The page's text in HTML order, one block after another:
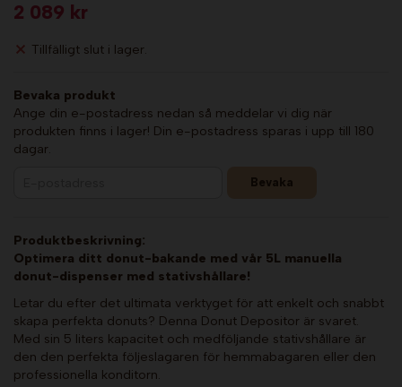
2 089 kr
Tillfälligt slut i lager.
Bevaka produkt
Ange din e-postadress nedan så meddelar vi dig när
produkten finns i lager! Din e-postadress sparas i upp till 180
dagar.
Bevaka
Produktbeskrivning:
Optimera ditt donut-bakande med vår 5L manuella
donut-dispenser med stativshållare!
Letar du efter det ultimata verktyget för att enkelt och snabbt
skapa perfekta donuts? Denna Donut Depositor är svaret.
Med sin 5 liters kapacitet och medföljande stativshållare är
den den perfekta följeslagaren för hemmabagaren eller den
professionella konditorn.